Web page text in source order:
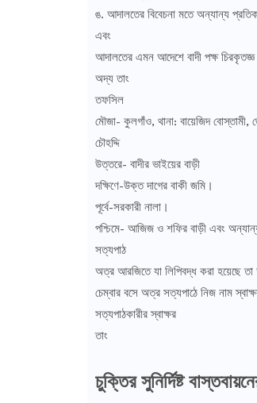
ঙ. আদালতের বিবেচনা মতে অন্যান্য
এবং
আদালতের এমন আদেশে বাদী পক্ষ চিরকৃতজ্ঞ
অদ্য তাং
তফসিল
মৌজা- কুলগাঁও, থানা: বায়েজিদ
চৌহদ্দি
উত্তরে- বাদীর ভাইয়ের বাড়ী
দক্ষিণে-উক্ত দাগের বাকী জমি।
পূর্বে-সরকারী নালা।
পশ্চিমে- আজিজ ও শফির বাড়ী এবং
সত্যপাঠ
অত্র আরজিতে যা লিপিবদ্ধ করা হয়েছে
চেম্বার বসে অত্র সত্যপাঠে নিজ নাম
সত্যপাঠকারীর স্বাক্ষর
তাং
চুক্তির সুনির্দিষ্ট